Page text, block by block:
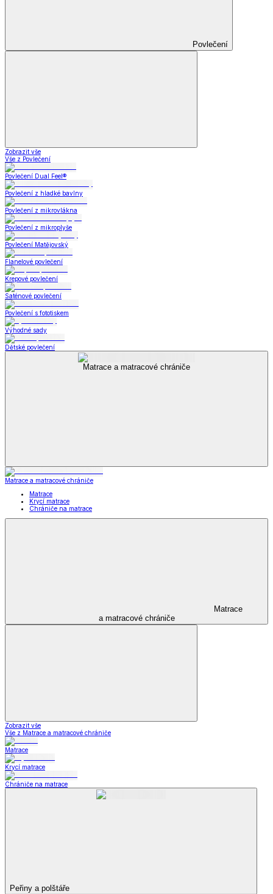
Povlečení
Zobrazit vše
Vše z Povlečení
Povlečení Dual Feel®
Povlečení z hladké bavlny
Povlečení z mikrovlákna
Povlečení z mikroplyše
Povlečení Matějovský
Flanelové povlečení
Krepové povlečení
Saténové povlečení
Povlečení s fototiskem
Výhodné sady
Dětské povlečení
Matrace a matracové chrániče
Matrace a matracové chrániče
Matrace
Krycí matrace
Chrániče na matrace
Matrace
a matracové chrániče
Zobrazit vše
Vše z Matrace a matracové chrániče
Matrace
Krycí matrace
Chrániče na matrace
Peřiny a polštáře